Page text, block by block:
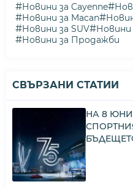
#Новини за Cayenne#
#Новини за Macan#
#Новини за SUV#Новини
#Новини за Продажби
СВЪРЗАНИ СТАТИИ
НА 8 ЮНИ